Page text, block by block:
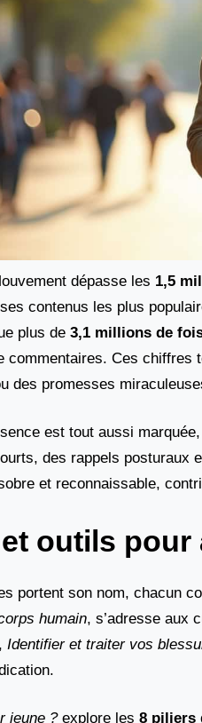
dépasse les 1,5
contenus les plus
plus de 3,1 millions de
Ces chiffres
des promesses
est tout aussi
des rappels posturaux
et reconnaissable,
outils pour
portent son nom, chacun
humain, s’adresse aux
Identifier et traiter vos
jeune ?explore les 8 piliers